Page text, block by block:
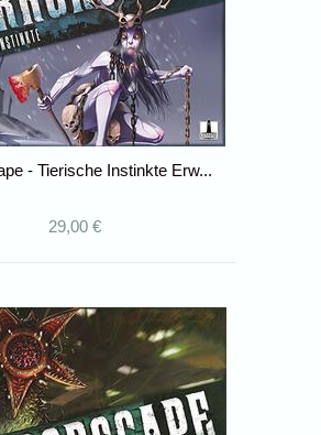
- Tierische Instinkte Erw...
29,00 €